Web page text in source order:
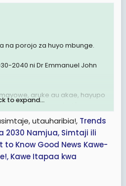
na porojo za huyo mbunge.
2040 ni Dr Emmanuel John
aruke au akae, hayupo
waTanzania wote 🐒
to expand...
utauharibia!, Trends
2030 Namjua, Simtaji ili
to Know Good News Kawe-
Kawe Itapaa kwa